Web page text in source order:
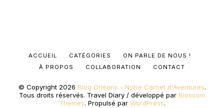
© Copyright 2026 Blog Orléans - Notre Carnet d'Aventures.
Tous droits réservés. Travel Diary / développé par Blossom
Themes. Propulsé par WordPress.
ACCUEIL CATÉGORIES
ON PARLE DE NOUS !
À PROPOS
COLLABORATION CONTACT